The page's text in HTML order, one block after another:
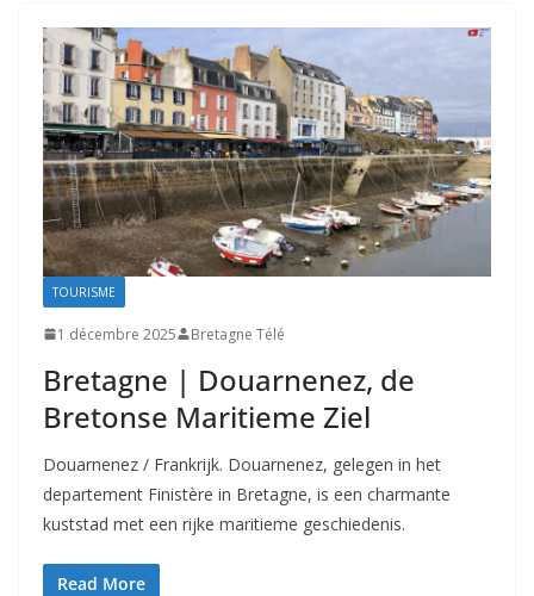
TOURISME
1 décembre 2025 Bretagne Télé
Bretagne | Douarnenez, de
Bretonse Maritieme Ziel
Douarnenez / Frankrijk. Douarnenez, gelegen in het
departement Finistère in Bretagne, is een charmante
kuststad met een rijke maritieme geschiedenis.
Read More